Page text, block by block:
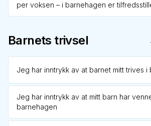
per voksen – i barnehagen er
Barnets trivsel
Jeg har inntrykk av at barnet mitt trives i
Jeg har inntrykk av at mitt barn har
barnehagen